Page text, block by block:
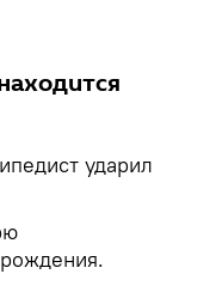
ударил